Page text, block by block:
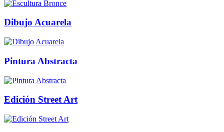
Dibujo Acuarela
Pintura Abstracta
Edición Street Art